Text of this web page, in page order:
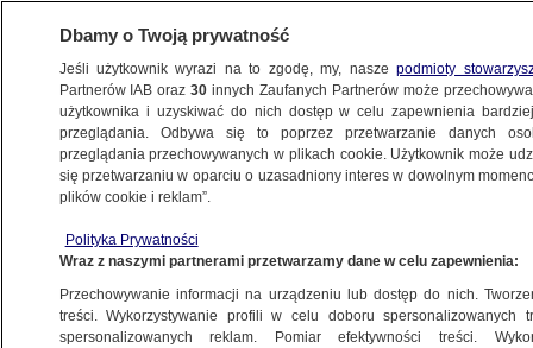
WARSZAWA
OKOLICE
6.06.2026, 14:44
Dbamy o Twoją prywatność
Jeśli użytkownik wyrazi na to zgodę, my, naszepodmioty
Partnerów IAB oraz30 innych Zaufanych Partnerów może
użytkownika i uzyskiwać do nich dostęp w celu zapewnienia
przeglądania. Odbywa się to poprzez przetwarzanie danych
przeglądania przechowywanych w plikach cookie. Użytkownik może
się przetwarzaniu w oparciu o uzasadniony interes w dowolnym
plików cookie i reklam”.
Polityka Prywatności
Wraz z naszymi partnerami przetwarzamy dane w celu zapewnienia:
Przechowywanie informacji na urządzeniu lub dostęp do nich.
treści. Wykorzystywanie profili w celu doboru spersonalizowanych
spersonalizowanych reklam. Pomiar efektywności treści.